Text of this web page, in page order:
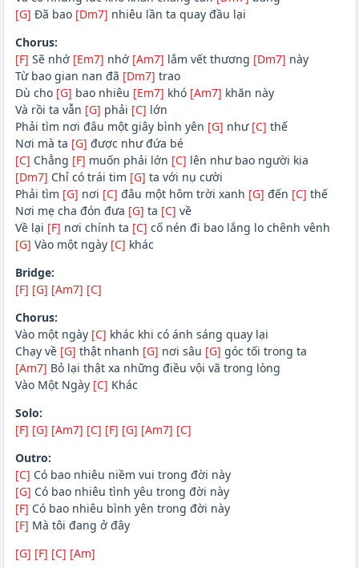
[G] Đã bao [Dm7] nhiêu lần ta quay đầu lại
Chorus:
[F] Sẽ nhớ [Em7] nhớ [Am7] lắm vết thương [Dm7] này
Từ bao gian nan đã [Dm7] trao
Dù cho [G] bao nhiêu [Em7] khó [Am7] khăn này
Và rồi ta vẫn [G] phải [C] lớn
Phải tìm nơi đâu một giây bình yên [G] như [C] thế
Nơi mà ta [G] được như đứa bé
[C] Chẳng [F] muốn phải lớn [C] lên như bao người kia
[Dm7] Chỉ có trái tim [G] ta với nụ cười
Phải tìm [G] nơi [C] đâu một hôm trời xanh [G] đến [C] thế
Nơi mẹ cha đón đưa [G] ta [C] về
Về lại [F] nơi chính ta [C] cố nén đi bao lắng lo chênh vênh
[G] Vào một ngày [C] khác
Bridge:
[F] [G] [Am7] [C]
Chorus:
Vào một ngày [C] khác khi có ánh sáng quay lại
Chạy về [G] thật nhanh [G] nơi sâu [G] góc tối trong ta
[Am7] Bỏ lại thật xa những điều vội vã trong lòng
Vào Một Ngày [C] Khác
Solo:
[F] [G] [Am7] [C] [F] [G] [Am7] [C]
Outro:
[C] Có bao nhiêu niềm vui trong đời này
[G] Có bao nhiêu tình yêu trong đời này
[F] Có bao nhiêu bình yên trong đời này
[F] Mà tôi đang ở đây
[G] [F] [C] [Am]